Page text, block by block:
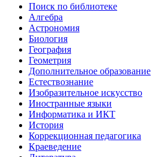
Поиск по библиотеке
Алгебра
Астрономия
Биология
География
Геометрия
Дополнительное образование
Естествознание
Изобразительное искусство
Иностранные языки
Информатика и ИКТ
История
Коррекционная педагогика
Краеведение